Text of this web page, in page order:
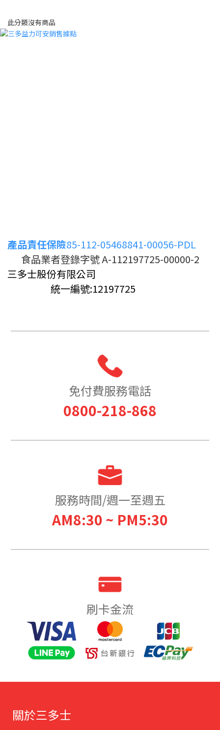
此分類沒有商品
產品責任保險85-112-05468841-00056-PDL
食品業者登錄字號 A-112197725-00000-2
三多士股份有限公司
統一編號:12197725
免付費服務電話
0800-218-868
服務時間/週一至週五
AM8:30 ~ PM5:30
刷卡金流
關於三多士